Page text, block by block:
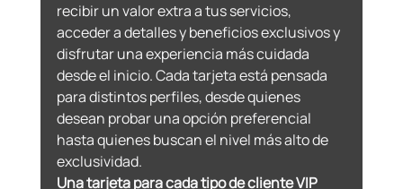
recibir un valor extra a tus servicios,
acceder a detalles y beneficios exclusivos y
disfrutar una experiencia más cuidada
desde el inicio. Cada tarjeta está pensada
para distintos perfiles, desde quienes
desean probar una opción preferencial
hasta quienes buscan el nivel más alto de
exclusividad.
Una tarjeta para cada tipo de cliente VIP